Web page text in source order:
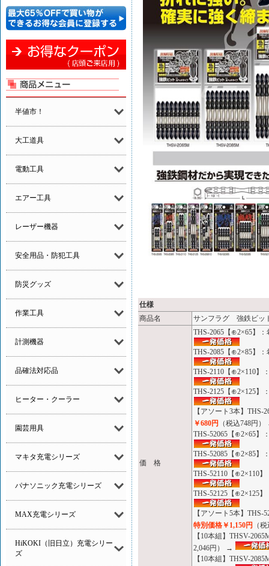
半値市！
大工道具
電動工具
エアー工具
レーザー機器
安全用品・防犯工具
防災グッズ
作業工具
計測機器
品確法対応品
ヒーター・クーラー
園芸用具
マキタ充電シリーズ
パナソニック充電シリーズ
MAX充電シリーズ
HiKOKI（旧日立）充電シリー
ズ
仕様
商品名
サンフラグ 強鉄ビッ
価 格
THS-2065【⊕2×65】
THS-2085【⊕2×85】
THS-2110【⊕2×110】
THS-2125【⊕2×125】
【アソート3本】THS-
￥680円
（税込748円
THS-52065【⊕2×65】
THS-52085【⊕2×85】
THS-52110【⊕2×110
THS-52125【⊕2×125
【アソート5本】THS-
特別価格￥1,150円
（
【10本組】THSV-
2,046円） →
【10本組】THSV-